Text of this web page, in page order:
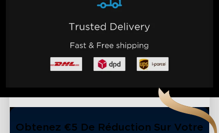
Obtenez €5 De Réduction Sur Votre